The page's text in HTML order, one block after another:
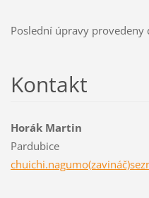
Poslední úpravy provedeny
Kontakt
Horák Martin
Pardubice